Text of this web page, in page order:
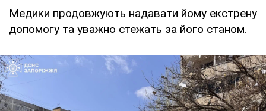
Медики продовжують надавати йому екстрену
допомогу та уважно стежать за його станом.